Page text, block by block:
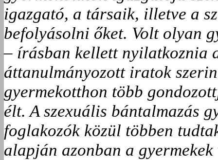
igazgató, a társaik, illetve a
befolyásolni őket. Volt olyan
– írásban kellett nyilatkoznia
áttanulmányozott iratok
gyermekotthon több
élt. A szexuális bántalmazás
foglakozók közül többen
alapján azonban a